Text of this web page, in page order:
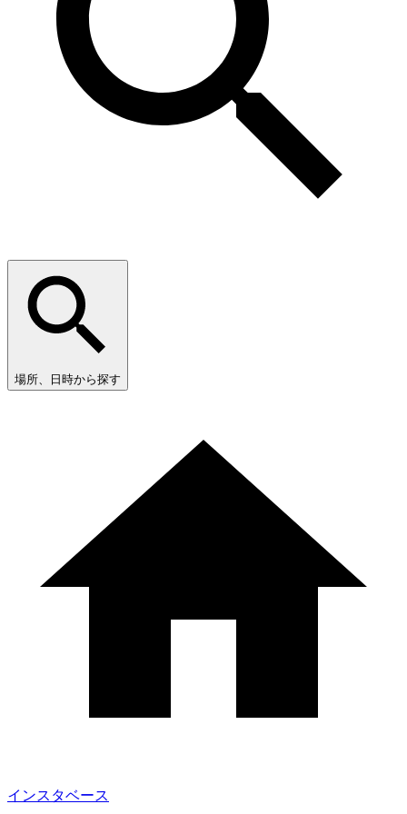
場所、日時から探す
インスタベース